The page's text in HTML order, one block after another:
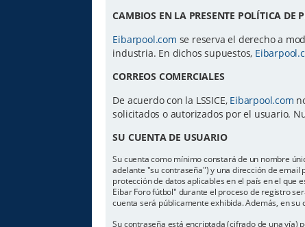
CAMBIOS EN LA PRESENTE POLÍTICA DE
Eibarpool.com se reserva el derecho a
industria. En dichos supuestos,
CORREOS COMERCIALES
De acuerdo con la LSSICE, Eibarpool.com
solicitados o autorizados por el usuario.
SU CUENTA DE USUARIO
Su cuenta como mínimo constará de un nombre
adelante "su contraseña") y una dirección de email
protección de datos aplicables en el país en el que
Eibar Foro fútbol" durante el proceso de registro
cuenta será públicamente exhibida. Además, en
Su contraseña está encriptada (cifrado de una vía)